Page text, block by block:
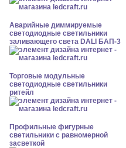
Аварийные диммируемые
светодиодные светильники
заливающего света DALI БАП-3
Торговые модульные
светодиодные светильники
ритейл
Профильные фигурные
светильники с равномерной
засветкой